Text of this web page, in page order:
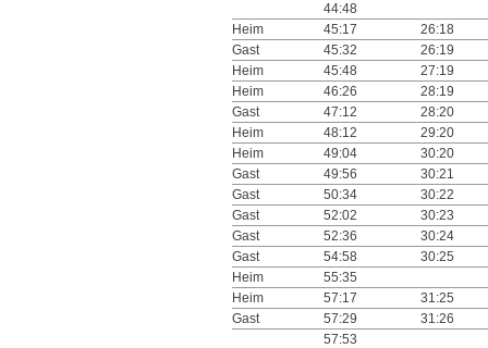
44:48
Heim
45:17
26:18
Gast
45:32
26:19
Heim
45:48
27:19
Heim
46:26
28:19
Gast
47:12
28:20
Heim
48:12
29:20
Heim
49:04
30:20
Gast
49:56
30:21
Gast
50:34
30:22
Gast
52:02
30:23
Gast
52:36
30:24
Gast
54:58
30:25
Heim
55:35
Heim
57:17
31:25
Gast
57:29
31:26
57:53